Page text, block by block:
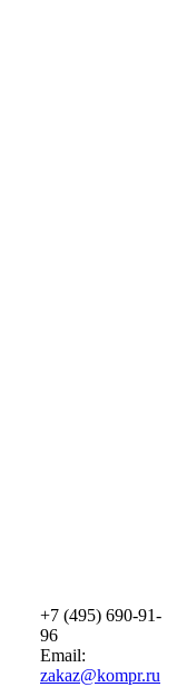
+7 (495) 690-91-
96
Email:
zakaz@kompr.ru